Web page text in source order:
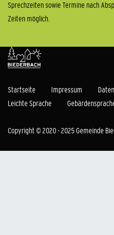
Sprechzeiten sowie Termine nach
Zeiten möglich.
Startseite Impressum
Leichte Sprache
Copyright © 2020 - 2025 Gemeinde